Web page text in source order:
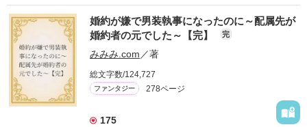
かつては英雄と呼ばれた父は事業で失敗ばかり。
そのせいで極貧生活を送るオリヴィア・ディルムーンは、母が
倒れたことをきっかけに娼婦になり稼ごうと屋敷を飛び出し
た。
娼館（たぶん）の店主は札束でビンタしてくる謎の男。
金と引き換えに雇われたと思いきや……契約結婚だった！？
裏社会を牛耳るロベールは仮面をつけており、謎が多いが幸せ
な結婚生活を満喫中。
そこでロベールを慕うアリスに一方的に敵視され、嫌がらせを
婚約が嫌で男装執事になったのに～配属先が
婚約者の元でした～【完】
完
みみみ.com ／著
総文字数/124,727
ファンタジー 278ページ
175